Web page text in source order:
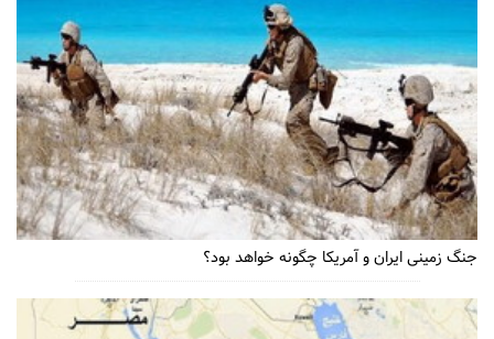
جنگ زمینی ایران و آمریکا چگونه خواهد بود؟